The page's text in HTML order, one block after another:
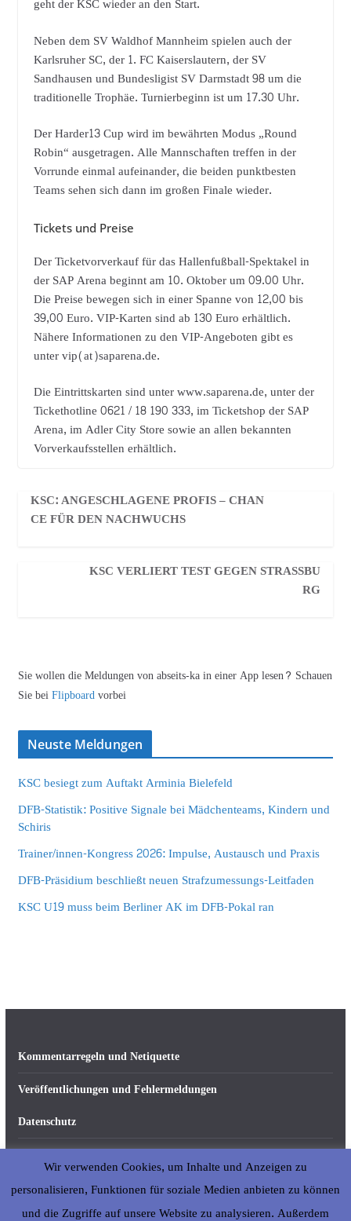
geht der KSC wieder an den Start.
Neben dem SV Waldhof Mannheim spielen auch der
Karlsruher SC, der 1. FC Kaiserslautern, der SV
Sandhausen und Bundesligist SV Darmstadt 98 um die
traditionelle Trophäe. Turnierbeginn ist um 17.30 Uhr.
Der Harder13 Cup wird im bewährten Modus „Round
Robin“ ausgetragen. Alle Mannschaften treffen in der
Vorrunde einmal aufeinander, die beiden punktbesten
Teams sehen sich dann im großen Finale wieder.
Tickets und Preise
Der Ticketvorverkauf für das Hallenfußball-Spektakel in
der SAP Arena beginnt am 10. Oktober um 09.00 Uhr.
Die Preise bewegen sich in einer Spanne von 12,00 bis
39,00 Euro. VIP-Karten sind ab 130 Euro erhältlich.
Nähere Informationen zu den VIP-Angeboten gibt es
unter vip(at)saparena.de.
Die Eintrittskarten sind unter www.saparena.de, unter der
Tickethotline 0621 / 18 190 333, im Ticketshop der SAP
Arena, im Adler City Store sowie an allen bekannten
Vorverkaufsstellen erhältlich.
KSC: ANGESCHLAGENE PROFIS – CHAN
CE FÜR DEN NACHWUCHS
KSC VERLIERT TEST GEGEN STRASSBUR
G
Sie wollen die Meldungen von abseits-ka in einer App lesen? Schauen
Sie beiFlipboardvorbei
Neuste Meldungen
KSC besiegt zum Auftakt Arminia Bielefeld
DFB-Statistik: Positive Signale bei Mädchenteams, Kindern und
Schiris
Trainer/innen-Kongress 2026: Impulse, Austausch und Praxis
DFB-Präsidium beschließt neuen Strafzumessungs-Leitfaden
KSC U19 muss beim Berliner AK im DFB-Pokal ran
Kommentarregeln und Netiquette
Veröffentlichungen und Fehlermeldungen
Datenschutz
Impressum
Über abseits-ka.de
Wir verwenden Cookies, um Inhalte und Anzeigen zu
personalisieren, Funktionen für soziale Medien anbieten zu können
und die Zugriffe auf unsere Website zu analysieren. Außerdem